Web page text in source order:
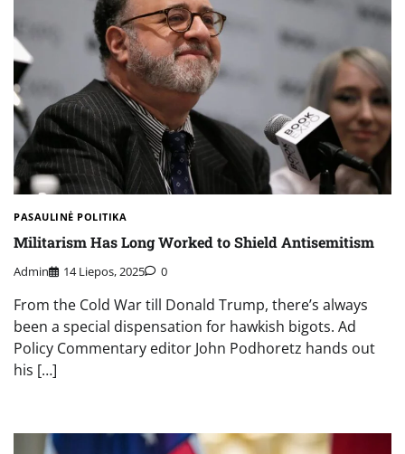
PASAULINĖ POLITIKA
Militarism Has Long Worked to Shield Antisemitism
Admin 14 Liepos, 2025 0
From the Cold War till Donald Trump, there’s always
been a special dispensation for hawkish bigots. Ad
Policy Commentary editor John Podhoretz hands out
his […]